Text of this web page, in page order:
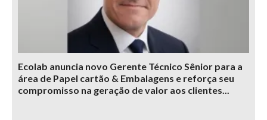
Ecolab anuncia novo Gerente Técnico Sênior para a
área de Papel cartão & Embalagens e reforça seu
compromisso na geração de valor aos clientes...